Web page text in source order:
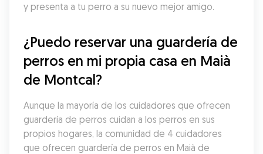
y presenta a tu perro a su nuevo mejor amigo.
¿Puedo reservar una guardería de
perros en mi propia casa en Maià
de Montcal?
Aunque la mayoría de los cuidadores que ofrecen
guardería de perros cuidan a los perros en sus
propios hogares, la comunidad de 4 cuidadores
que ofrecen guardería de perros en Maià de